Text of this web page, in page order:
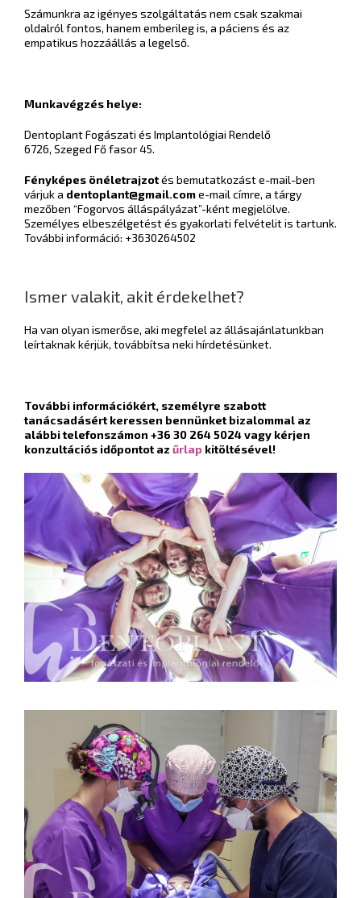
Számunkra az igényes szolgáltatás nem csak szakmai
oldalról fontos, hanem emberileg is, a páciens és az
empatikus hozzáállás a legelső.
Munkavégzés helye:
Dentoplant Fogászati és Implantológiai Rendelő
6726, Szeged Fő fasor 45.
Fényképes önéletrajzotés bemutatkozást e-mail-ben
várjuk a dentoplant@gmail.come-mail címre, a tárgy
mezőben “Fogorvos álláspályázat”-ként megjelölve.
Személyes elbeszélgetést és gyakorlati felvételit is tartunk.
További információ: +3630264502
Ismer valakit, akit érdekelhet?
Ha van olyan ismerőse, aki megfelel az állásajánlatunkban
leírtaknak kérjük, továbbítsa neki hírdetésünket.
További információkért, személyre szabott
tanácsadásért keressen bennünket bizalommal az
alábbi telefonszámon +36 30 264 5024 vagy kérjen
konzultációs időpontot az űrlap kitöltésével!